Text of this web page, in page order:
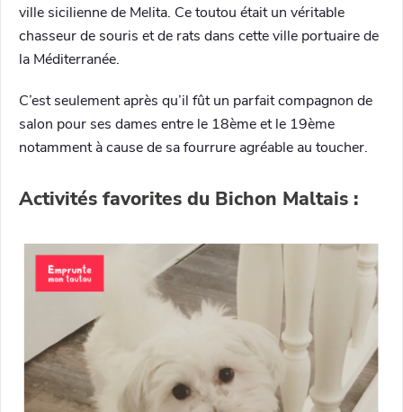
ville sicilienne de Melita. Ce toutou était un véritable
chasseur de souris et de rats dans cette ville portuaire de
la Méditerranée.
C’est seulement après qu’il fût un parfait compagnon de
salon pour ses dames entre le 18ème et le 19ème
notamment à cause de sa fourrure agréable au toucher.
Activités favorites du Bichon Maltais :